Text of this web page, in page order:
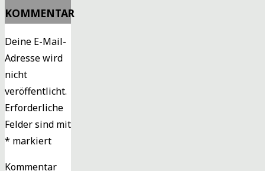
KOMMENTAR
Deine E-Mail-
Adresse wird
nicht
veröffentlicht.
Erforderliche
Felder sind mit
* markiert
Kommentar